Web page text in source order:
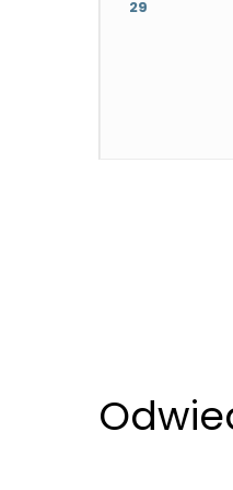
29
te pliki cookie,
zainteresowania i